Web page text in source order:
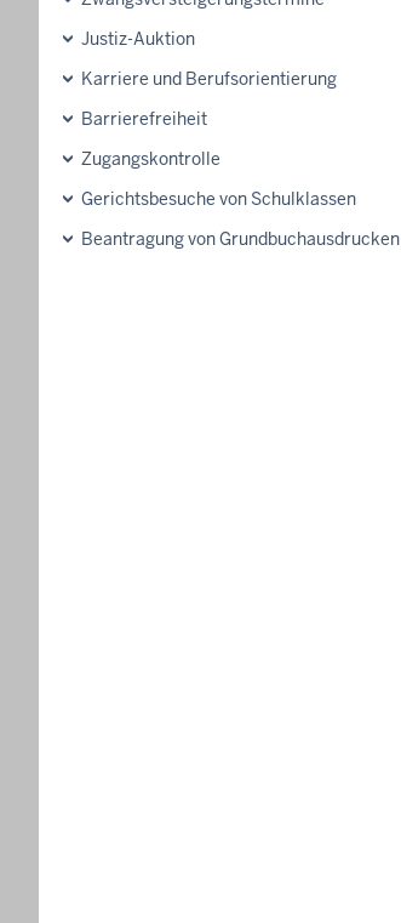
Justiz-Auktion
Karriere und Berufsorientierung
Barrierefreiheit
Zugangskontrolle
Gerichtsbesuche von Schulklassen
Beantragung von Grundbuchausdrucken